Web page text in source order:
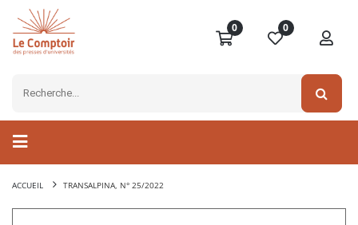
0 0
ACCUEIL TRANSALPINA, N° 25/2022